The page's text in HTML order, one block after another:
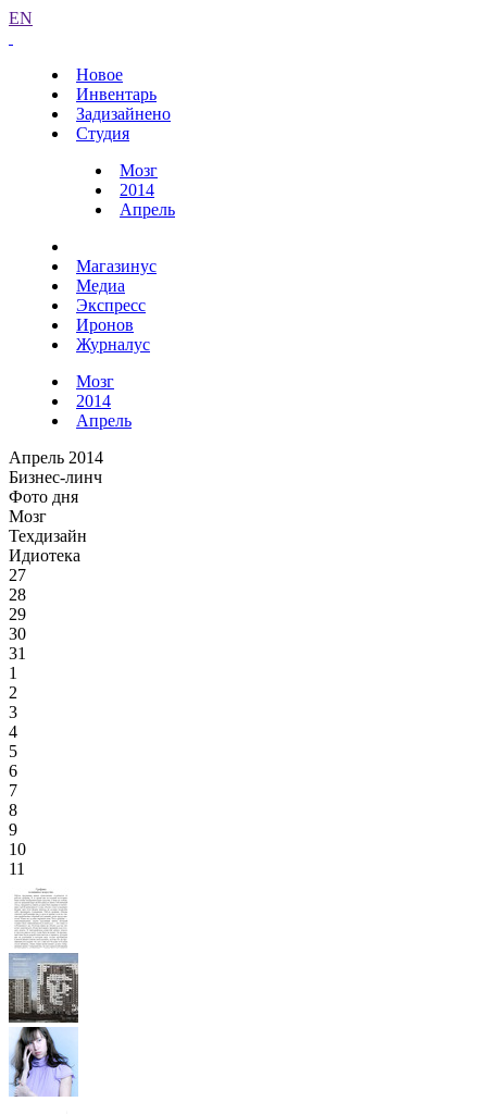
EN
Новое
Инвентарь
Задизайнено
Студия
Мозг
2014
Апрель
Магазинус
Медиа
Экспресс
Иронов
Журналус
Мозг
2014
Апрель
Апрель 2014
Бизнес-линч
Фото дня
Мозг
Техдизайн
Идиотека
27
28
29
30
31
1
2
3
4
5
6
7
8
9
10
11